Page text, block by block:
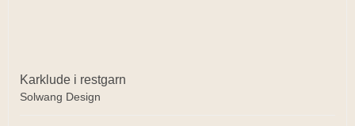
Karklude i restgarn
Solwang Design